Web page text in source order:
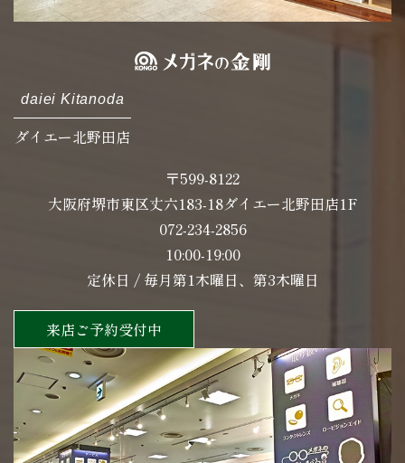
daiei Kitanoda
ダイエー北野田店
〒599-8122
大阪府堺市東区丈六183-18ダイエー北野田店1F
072-234-2856
10:00-19:00
定休日 / 毎月第1木曜日、第3木曜日
来店ご予約受付中